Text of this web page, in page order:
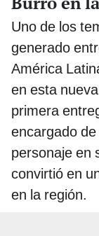
Uno de los
generado
América
en esta
primera
encargado
personaje en
convirtió en
en la región.